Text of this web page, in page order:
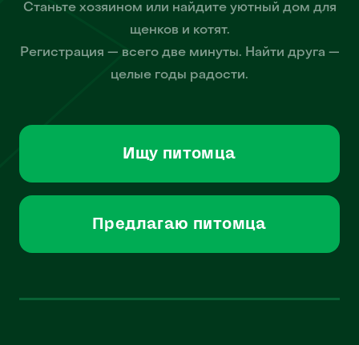
Станьте хозяином или найдите уютный дом для
щенков и котят.
Регистрация — всего две минуты. Найти друга —
целые годы радости.
Ищу питомца
Предлагаю питомца